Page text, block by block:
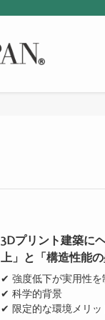
3Dプリント建築に
上」と「構造性能の
✔ 強度低下が実用性を
✔ 科学的背景
✔ 限定的な環境メリッ